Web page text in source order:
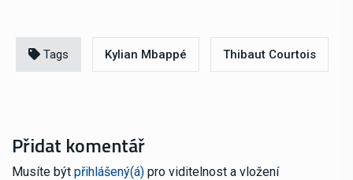
Tags Kylian Mbappé Thibaut Courtois
Přidat komentář
Musíte být přihlášený(á) pro viditelnost a vložení